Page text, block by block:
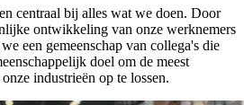
centraal bij alles wat we doen. Door
ontwikkeling van onze werknemers
een gemeenschap van collega's die
doel om de meest
industrieën op te lossen.